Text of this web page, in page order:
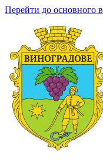
Перейти до основного